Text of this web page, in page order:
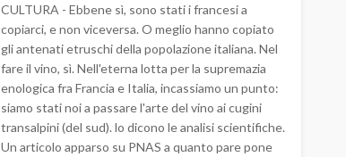
CULTURA - Ebbene sì, sono stati i francesi a
copiarci, e non viceversa. O meglio hanno copiato
gli antenati etruschi della popolazione italiana. Nel
fare il vino, sì. Nell'eterna lotta per la supremazia
enologica fra Francia e Italia, incassiamo un punto:
siamo stati noi a passare l'arte del vino ai cugini
transalpini (del sud). lo dicono le analisi scientifiche.
Un articolo apparso su PNAS a quanto pare pone